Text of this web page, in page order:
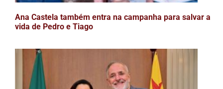
Ana Castela também entra na campanha para salvar a
vida de Pedro e Tiago